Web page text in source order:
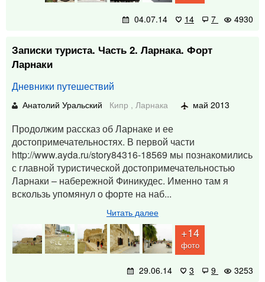
04.07.14 14 7 4930
Записки туриста. Часть 2. Ларнака. Форт
Ларнаки
Дневники путешествий
Анатолий Уральский Кипр , Ларнака май 2013
Продолжим рассказ об Ларнаке и ее
достопримечательностях. В первой части
http://www.ayda.ru/story84316-18569 мы познакомились
с главной туристической достопримечательностью
Ларнаки – набережной Финикудес. Именно там я
вскользь упомянул о форте на наб...
Читать далее
+14
фото
29.06.14 3 9 3253